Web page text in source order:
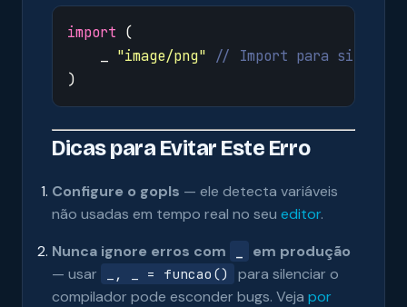
import (
"image/png"
// Import para side-
)
Dicas para Evitar Este Erro
Configure o gopls — ele detecta variáveis
não usadas em tempo real no seu editor.
Nunca ignore erros com
em produção
— usar
_, _ = funcao()
para silenciar o
compilador pode esconder bugs. Veja por